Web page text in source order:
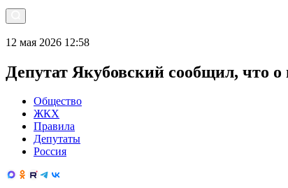
12 мая 2026 12:58
Депутат Якубовский сообщил, что
Общество
ЖКХ
Правила
Депутаты
Россия